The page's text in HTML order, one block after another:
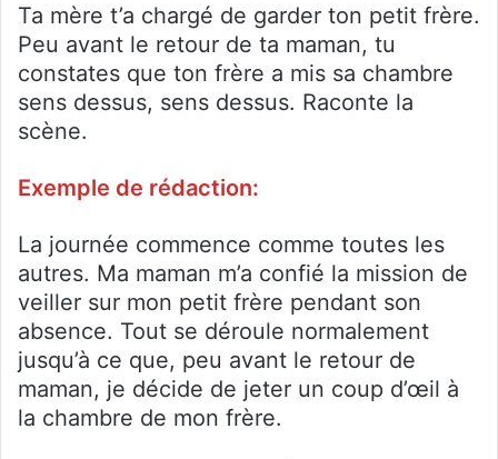
Ta mère t’a chargé de garder ton petit frère.
Peu avant le retour de ta maman, tu
constates que ton frère a mis sa chambre
sens dessus, sens dessus. Raconte la
scène.
Exemple de rédaction:
La journée commence comme toutes les
autres. Ma maman m’a confié la mission de
veiller sur mon petit frère pendant son
absence. Tout se déroule normalement
jusqu’à ce que, peu avant le retour de
maman, je décide de jeter un coup d’œil à
la chambre de mon frère.